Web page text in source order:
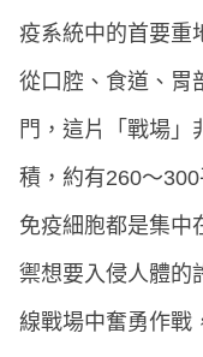
疫系統中的首要重
從口腔、食道、胃
門，這片「戰場」
積，約有260～
免疫細胞都是集中
禦想要入侵人體的
線戰場中奮勇作戰